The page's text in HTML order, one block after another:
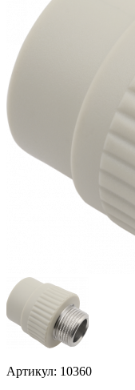
Артикул: 10360